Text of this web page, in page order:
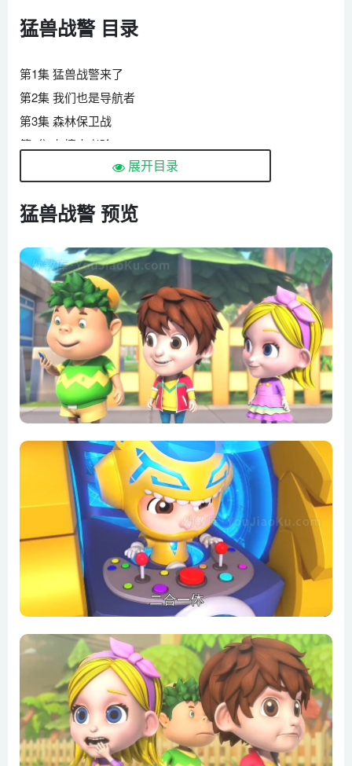
猛兽战警 目录
第1集 猛兽战警来了
第2集 我们也是导航者
第3集 森林保卫战
第4集 友情大考验
第5集 急冲冲的烈风鹰
第7集 新伙伴轰天爆雷龙
第9集 孤独的闪电虎
第10集 失去歌声的莉莉
第11集 湿漉漉的天气
第12集 夏日里的雪花
第13集 偷电的电磁龟
第14集 寻宝大作战
第15集 小天感冒了
第16集 懒懒的南瓜灯节
第17集 奇怪的小天
第18集 马路大破坏
第19集 拍照危机
第20集 明晃晃的照明
第21集 岩浆大爆发
第22集 真假猛兽战警
第23集 地震来了
第24集 蛮兽合体大作战
第25集 饥饿的一天
第26集 谁拿了垃圾桶
第27集 阿龙的叛变
第28集 猛兽战警降级了
第29集 决战恶龙兽
第30集 猛兽战警出击吧
展开目录
猛兽战警 预览